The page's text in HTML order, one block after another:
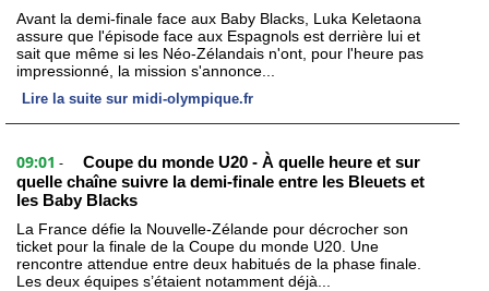
Avant la demi-finale face aux Baby Blacks, Luka Keletaona
assure que l'épisode face aux Espagnols est derrière lui et
sait que même si les Néo-Zélandais n'ont, pour l'heure pas
impressionné, la mission s'annonce...
Lire la suite sur midi-olympique.fr
09:01 -
Coupe du monde U20 - À quelle heure et sur
quelle chaîne suivre la demi-finale entre les Bleuets et
les Baby Blacks
La France défie la Nouvelle-Zélande pour décrocher son
ticket pour la finale de la Coupe du monde U20. Une
rencontre attendue entre deux habitués de la phase finale.
Les deux équipes s’étaient notamment déjà...